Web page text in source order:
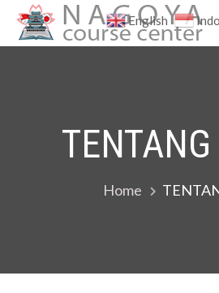
Skip
Home
English